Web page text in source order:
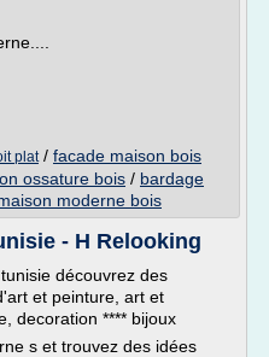
plat/ facade maison bois
ossature bois / bardage
moderne bois
- H Relooking
découvrez des
et peinture, art et
decoration **** bijoux
s et trouvez des idées